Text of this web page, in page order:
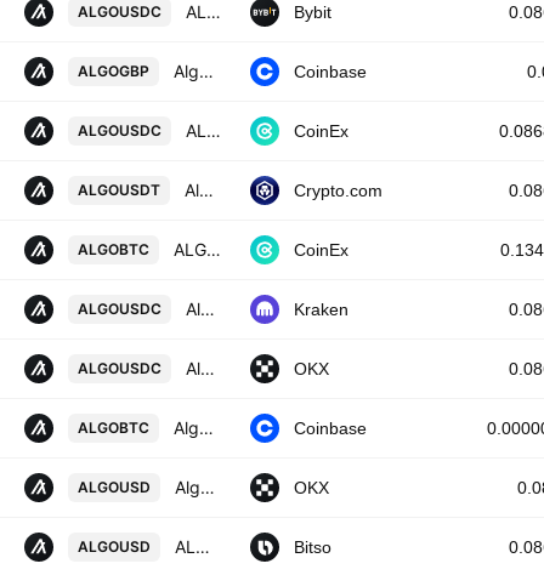
ALGOUSDC ALGOUSDC SPOT Bybit
ALGOGBP Algorand / British Pound Coinbase
ALGOUSDC ALGORAND / USD COIN CoinEx
ALGOUSDT Algorand / Tether Crypto.com
ALGOBTC ALGORAND / BITCOIN CoinEx
ALGOUSDC Algorand / USD Coin Kraken
ALGOUSDC Algorand/USDC OKX
ALGOBTC Algorand / Bitcoin Coinbase
ALGOUSD Algorand/USD OKX
ALGOUSD ALGO / USDC (DIGITAL DOLLARS) Bitso